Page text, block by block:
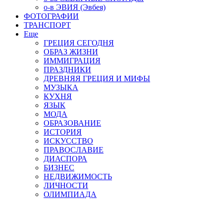
о-в ЭВИЯ (Эвбея)
ФОТОГРАФИИ
ТРАНСПОРТ
Еще
ГРЕЦИЯ СЕГОДНЯ
ОБРАЗ ЖИЗНИ
ИММИГРАЦИЯ
ПРАЗДНИКИ
ДРЕВНЯЯ ГРЕЦИЯ И МИФЫ
МУЗЫКА
КУХНЯ
ЯЗЫК
МОДА
ОБРАЗОВАНИЕ
ИСТОРИЯ
ИСКУССТВО
ПРАВОСЛАВИЕ
ДИАСПОРА
БИЗНЕС
НЕДВИЖИМОСТЬ
ЛИЧНОСТИ
ОЛИМПИАДА